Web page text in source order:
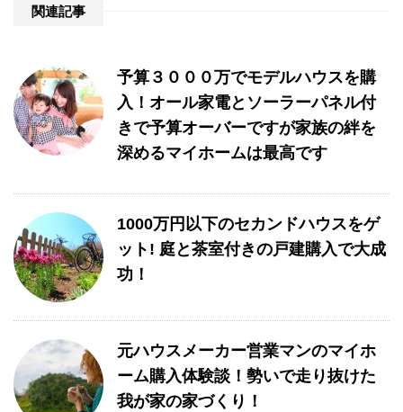
関連記事
予算３０００万でモデルハウスを購
入！オール家電とソーラーパネル付
きで予算オーバーですが家族の絆を
深めるマイホームは最高です
1000万円以下のセカンドハウスをゲ
ット! 庭と茶室付きの戸建購入で大成
功！
元ハウスメーカー営業マンのマイホ
ーム購入体験談！勢いで走り抜けた
我が家の家づくり！